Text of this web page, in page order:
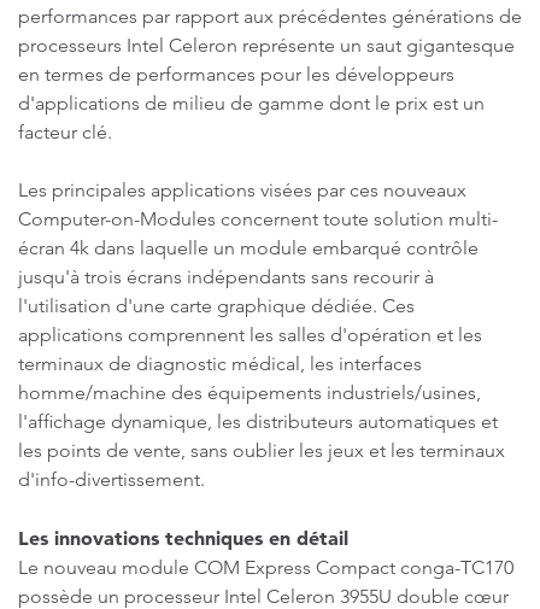
performances par rapport aux précédentes générations de
processeurs Intel Celeron représente un saut gigantesque
en termes de performances pour les développeurs
d'applications de milieu de gamme dont le prix est un
facteur clé.
Les principales applications visées par ces nouveaux
Computer-on-Modules concernent toute solution multi-
écran 4k dans laquelle un module embarqué contrôle
jusqu'à trois écrans indépendants sans recourir à
l'utilisation d'une carte graphique dédiée. Ces
applications comprennent les salles d'opération et les
terminaux de diagnostic médical, les interfaces
homme/machine des équipements industriels/usines,
l'affichage dynamique, les distributeurs automatiques et
les points de vente, sans oublier les jeux et les terminaux
d'info-divertissement.
Les innovations techniques en détail
Le nouveau module COM Express Compact conga-TC170
possède un processeur Intel Celeron 3955U double cœur